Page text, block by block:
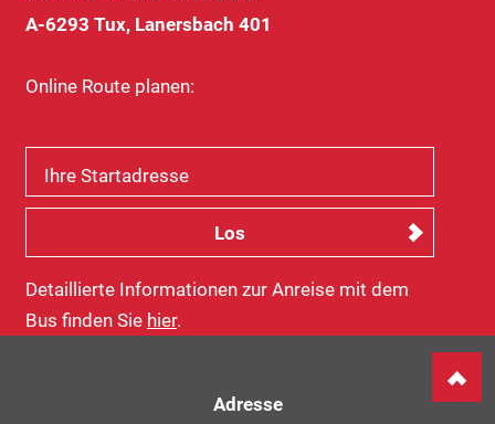
A-6293 Tux, Lanersbach 401
Online Route planen:
Ihre Startadresse
Detaillierte Informationen zur Anreise mit dem
Bus finden Sie hier.
Adresse